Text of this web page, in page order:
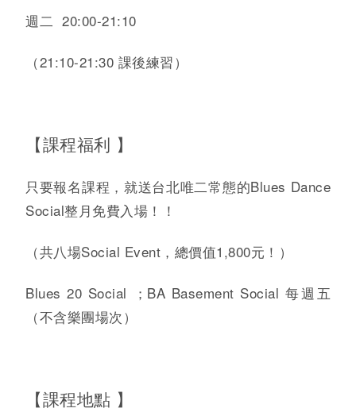
週二 20:00-21:10
（21:10-21:30 課後練習）
【課程福利 】
只要報名課程，就送台北唯二常態的Blues Dance
Social整月免費入場！！
（共八場Social Event，總價值1,800元！）
Blues 20 Social ；BA Basement Social 每週五
（不含樂團場次）
【課程地點 】